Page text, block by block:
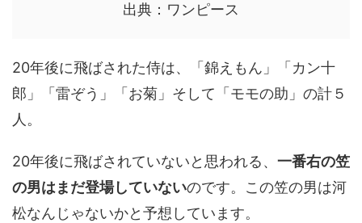
出典：ワンピース
20年後に飛ばされた侍は、「錦えもん」「カン十
郎」「雷ぞう」「お菊」そして「モモの助」の計５
人。
20年後に飛ばされていないと思われる、 一番右の笠
の男はまだ登場していないのです。この笠の男は河
松なんじゃないかと予想しています。